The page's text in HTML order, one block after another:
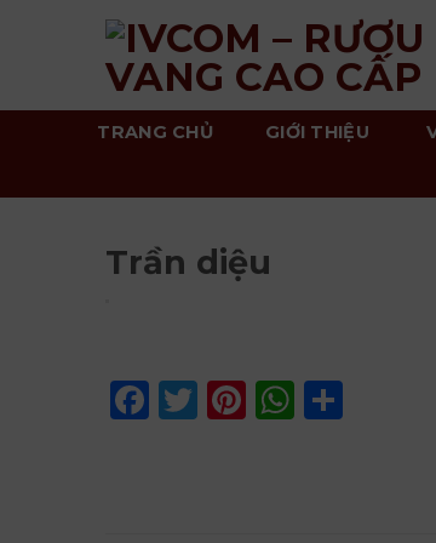
TRANG CHỦ GIỚI THIỆU
Trần diệu
Facebook
Twitter
Pinterest